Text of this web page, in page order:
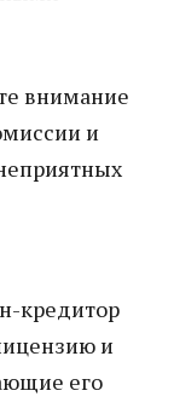
внимание
и
кредитор
и
его